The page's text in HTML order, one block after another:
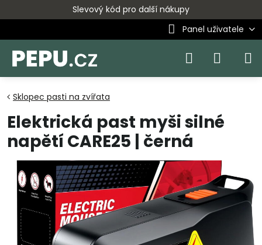
Slevový kód pro další nákupy
Panel uživatele
Sklopec pasti na zvířata
Elektrická past myši silné
napětí CARE25 | černá